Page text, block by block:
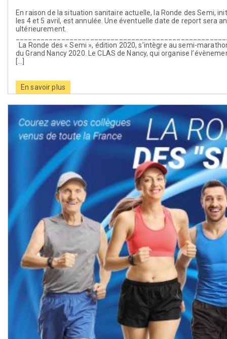
En raison de la situation sanitaire actuelle, la Ronde des Semi,
les 4 et 5 avril, est annulée. Une éventuelle date de report sera
ultérieurement.
La Ronde des « Semi », édition 2020, s’intègre au semi-
du Grand Nancy 2020. Le CLAS de Nancy, qui organise
[…]
En savoir plus